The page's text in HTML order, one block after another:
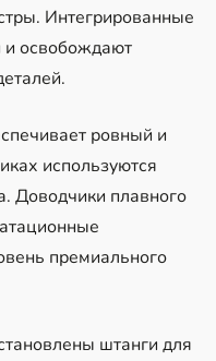
Интегрированные
и освобождают
ровный и
используются
Доводчики плавного
премиального
штанги для